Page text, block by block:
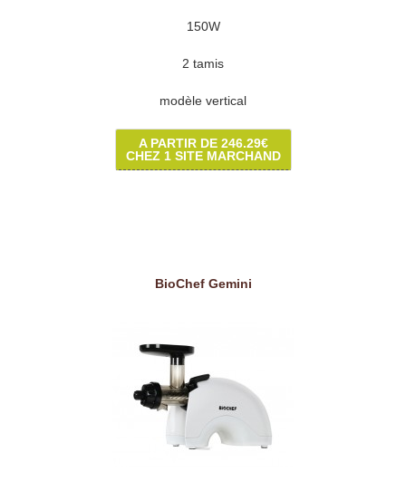
150W
2 tamis
modèle vertical
A PARTIR DE 246.29€
CHEZ 1 SITE MARCHAND
BioChef Gemini